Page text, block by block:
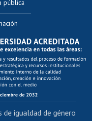
pública
igualdad de género